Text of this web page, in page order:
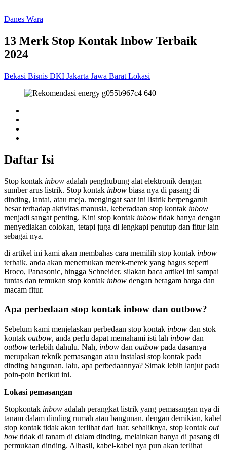
Danes Wara
13 Merk Stop Kontak Inbow Terbaik
2024
Bekasi Bisnis DKI Jakarta Jawa Barat Lokasi
Daftar Isi
Stop kontak inbow adalah penghubung alat elektronik dengan
sumber arus listrik. Stop kontak inbow biasa nya di pasang di
dinding, lantai, atau meja. mengingat saat ini listrik berpengaruh
besar terhadap aktivitas manusia, keberadaan stop kontak inbow
menjadi sangat penting. Kini stop kontak inbow tidak hanya dengan
menyediakan colokan, tetapi juga di lengkapi penutup dan fitur lain
sebagai nya.
di artikel ini kami akan membahas cara memilih stop kontak inbow
terbaik. anda akan menemukan merek-merek yang bagus seperti
Broco, Panasonic, hingga Schneider. silakan baca artikel ini sampai
tuntas dan temukan stop kontak inbow dengan beragam harga dan
macam fitur.
Apa perbedaan stop kontak inbow dan outbow?
Sebelum kami menjelaskan perbedaan stop kontak inbow dan stok
kontak outbow, anda perlu dapat memahami isti lah inbow dan
outbow terlebih dahulu. Nah, inbow dan outbow pada dasarnya
merupakan teknik pemasangan atau instalasi stop kontak pada
dinding bangunan. lalu, apa perbedaannya? Simak lebih lanjut pada
poin-poin berikut ini.
Lokasi pemasangan
Stopkontak inbow adalah perangkat listrik yang pemasangan nya di
tanam dalam dinding rumah atau bangunan. dengan demikian, kabel
stop kontak tidak akan terlihat dari luar. sebaliknya, stop kontak out
bow tidak di tanam di dalam dinding, melainkan hanya di pasang di
permukaan dinding. Alhasil, kabel-kabel nya pun akan terlihat